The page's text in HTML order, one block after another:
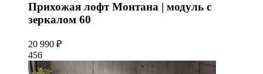
Прихожая лофт Монтана | модуль с
зеркалом 60
20 990 ₽
456